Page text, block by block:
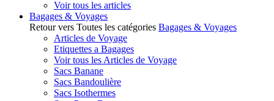
Voir tous les articles
Bagages & Voyages
Retour vers Toutes les catégories Bagages & Voyages
Articles de Voyage
Etiquettes a Bagages
Voir tous les Articles de Voyage
Sacs Banane
Sacs Bandoulière
Sacs Isothermes